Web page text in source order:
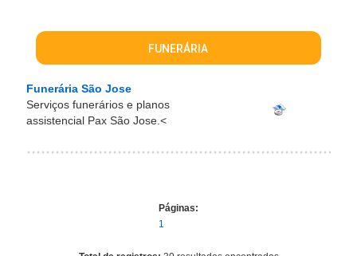
FUNERÁRIA
Funerária São Jose
Serviços funerários e planos
assistencial Pax São Jose.<
Páginas:
1